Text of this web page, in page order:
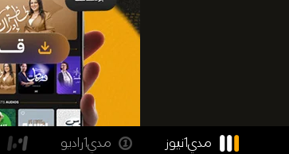
مدي1راديو مدي1نيوز